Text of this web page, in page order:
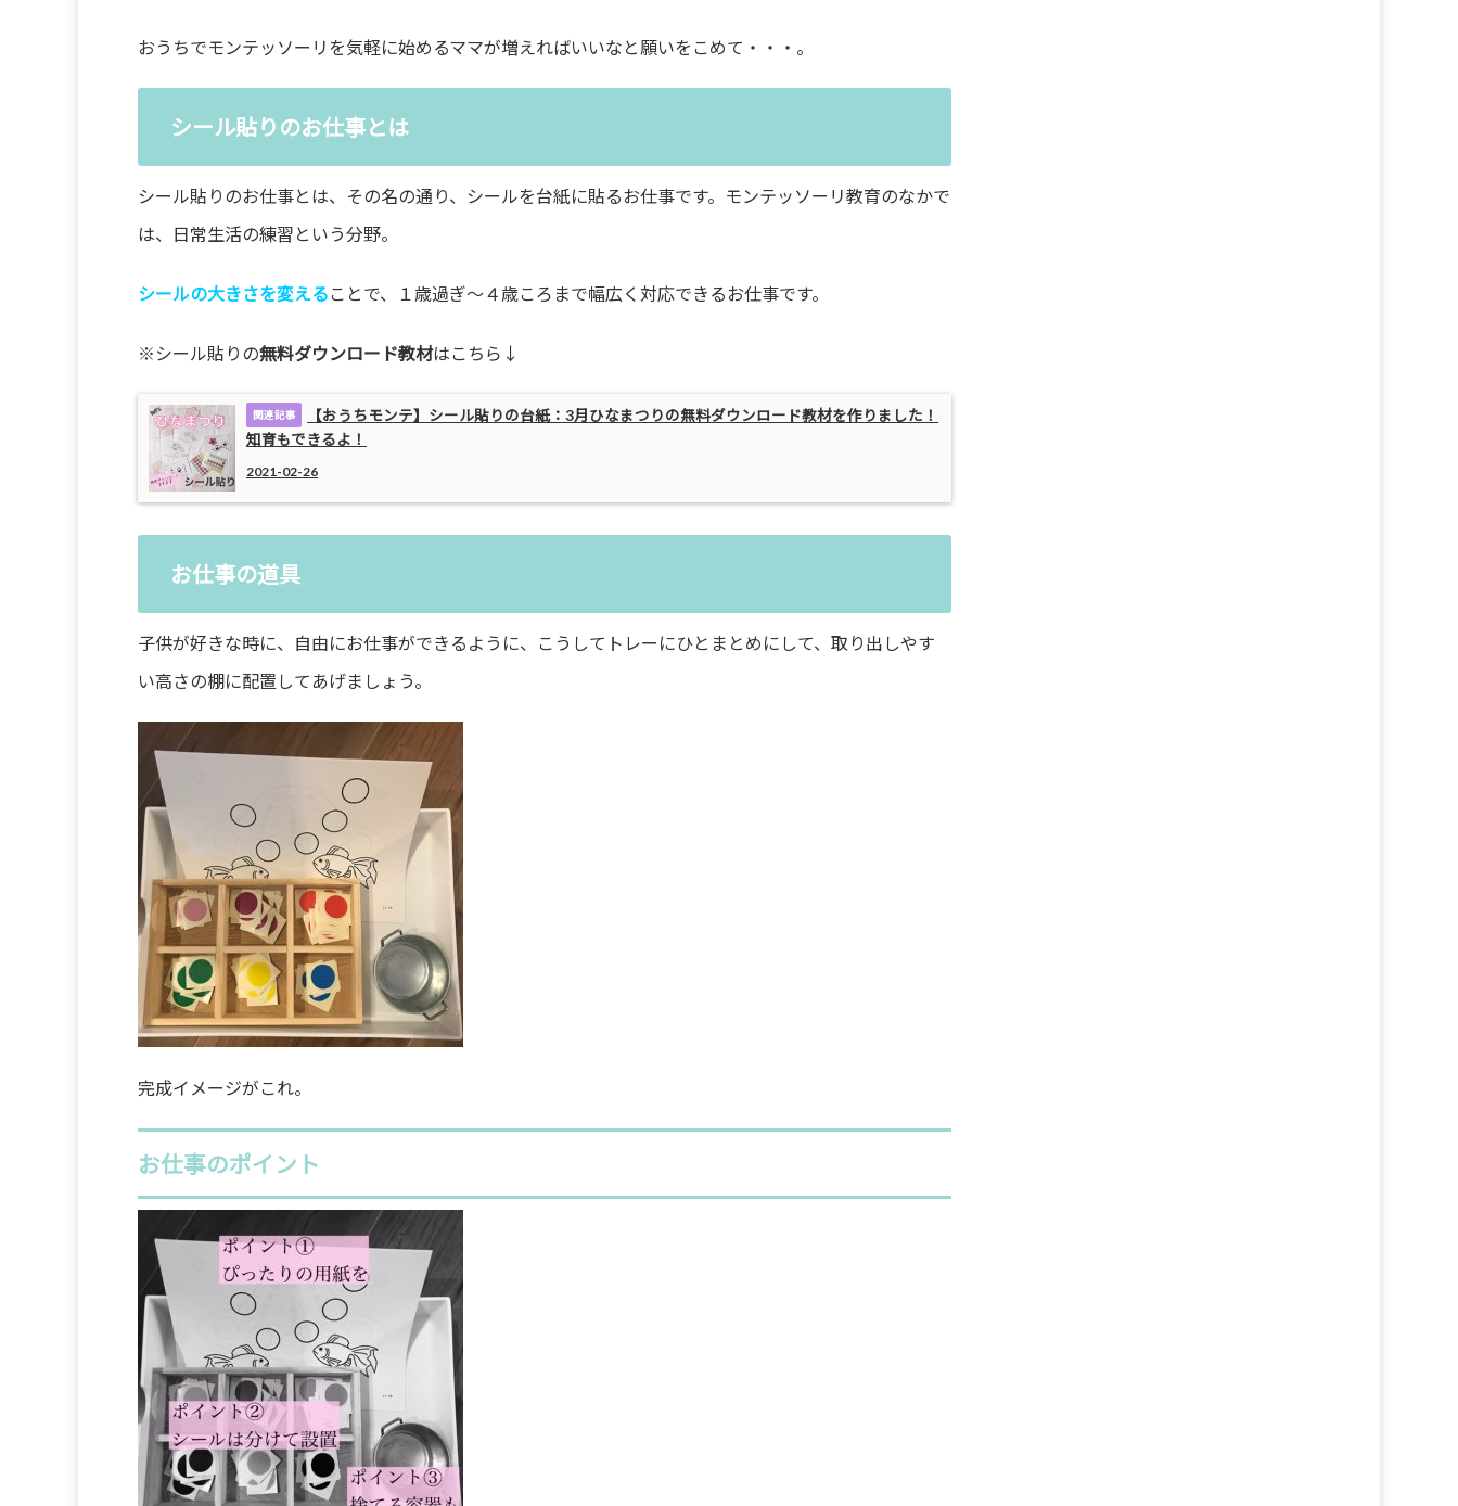
おうちでモンテッソーリを気軽に始めるママが増えればいいなと願いをこめて・・・。
シール貼りのお仕事とは
シール貼りのお仕事とは、その名の通り、シールを台紙に貼るお仕事です。モンテッソーリ教育のなかで
は、日常生活の練習という分野。
シールの大きさを変える ことで、１歳過ぎ～４歳ころまで幅広く対応できるお仕事です。
※シール貼りの無料ダウンロード教材はこちら↓
【おうちモンテ】シール貼りの台紙：3月ひなまつりの無料ダウンロード教材を作りました！
知育もできるよ！
2021-02-26
お仕事の道具
子供が好きな時に、自由にお仕事ができるように、こうしてトレーにひとまとめにして、取り出しやす
い高さの棚に配置してあげましょう。
完成イメージがこれ。
お仕事のポイント